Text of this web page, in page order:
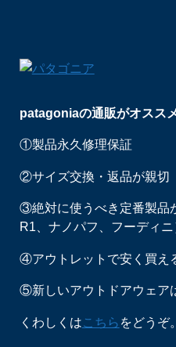
patagoniaの通販がオスス
①製品永久修理保証
②サイズ交換・返品が親切
③絶対に使うべき定番製品
R1、ナノパフ、フーディニ
④アウトレットで安く買え
⑤新しいアウトドアウェア
くわしくは こちら をどうぞ。